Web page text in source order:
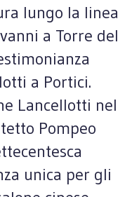
lungo la linea
a Torre del
a Portici.
Lancellotti nel
Pompeo
unica per gli